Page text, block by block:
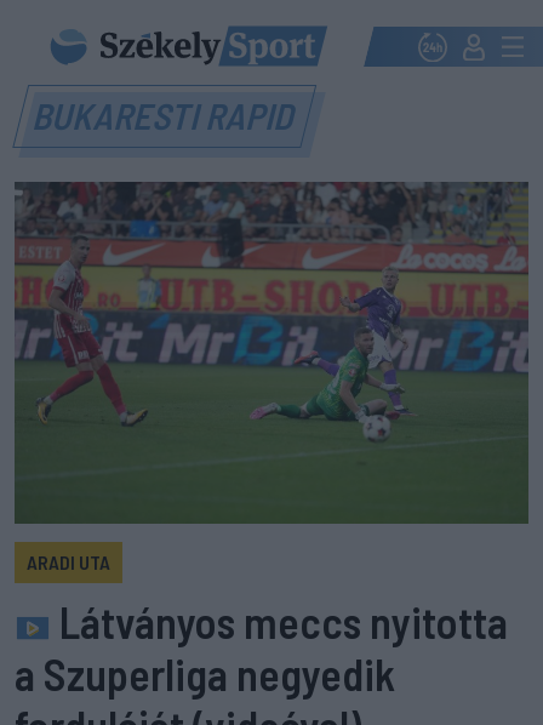
BUKARESTI RAPID
ARADI UTA
Látványos meccs nyitotta
a Szuperliga negyedik